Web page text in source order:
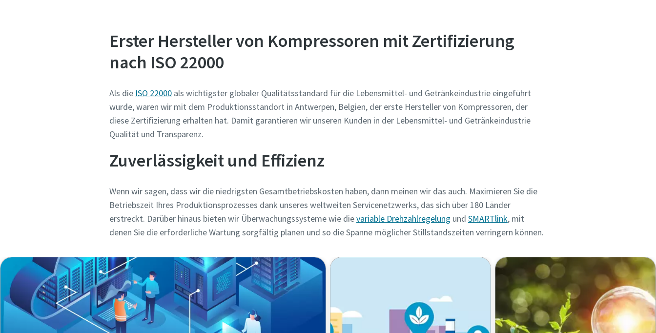
Erster Hersteller von Kompressoren mit Zertifizierung
nach ISO 22000
Als die ISO 22000 als wichtigster globaler Qualitätsstandard für die Lebensmittel- und Getränkeindustrie eingeführt
wurde, waren wir mit dem Produktionsstandort in Antwerpen, Belgien, der erste Hersteller von Kompressoren, der
diese Zertifizierung erhalten hat. Damit garantieren wir unseren Kunden in der Lebensmittel- und Getränkeindustrie
Qualität und Transparenz.
Zuverlässigkeit und Effizienz
Wenn wir sagen, dass wir die niedrigsten Gesamtbetriebskosten haben, dann meinen wir das auch. Maximieren Sie die
Betriebszeit Ihres Produktionsprozesses dank unseres weltweiten Servicenetzwerks, das sich über 180 Länder
erstreckt. Darüber hinaus bieten wir Überwachungssysteme wie dievariable Drehzahlregelung und SMARTlink, mit
denen Sie die erforderliche Wartung sorgfältig planen und so die Spanne möglicher Stillstandszeiten verringern können.